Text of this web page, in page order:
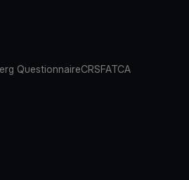
QuestionnaireCRSFATCA